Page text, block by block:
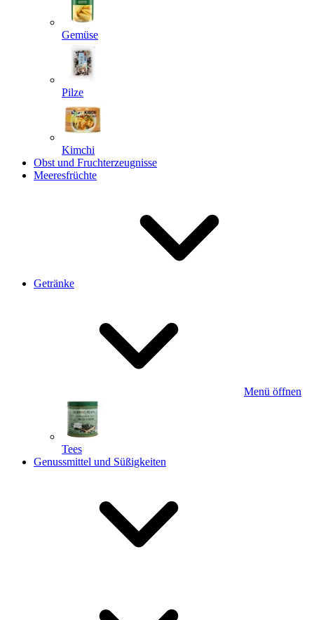
Gemüse
Pilze
Kimchi
Obst und Fruchterzeugnisse
Meeresfrüchte
Getränke
Menü öffnen
Tees
Genussmittel und Süßigkeiten